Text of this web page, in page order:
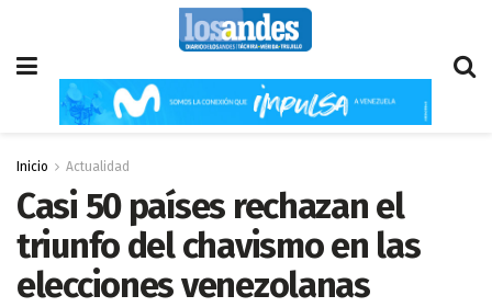
Inicio Actualidad
Casi 50 países rechazan el
triunfo del chavismo en las
elecciones venezolanas